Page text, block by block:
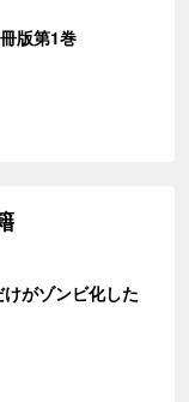
版第1巻
けがゾンビ化した